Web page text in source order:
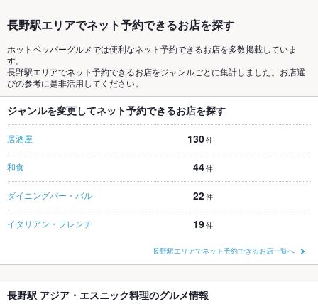
長野駅エリアでネット予約できるお店を探す
ホットペッパーグルメでは便利なネット予約できるお店を多数掲載していま
す。
長野駅エリアでネット予約できるお店をジャンルごとに集計しました。お店選
びの参考に是非活用してください。
ジャンルを変更してネット予約できるお店を探す
居酒屋 130件
和食 44件
ダイニングバー・バル 22件
イタリアン・フレンチ 19件
長野駅エリアでネット予約できるお店一覧へ
長野駅 アジア・エスニック料理のグルメ情報